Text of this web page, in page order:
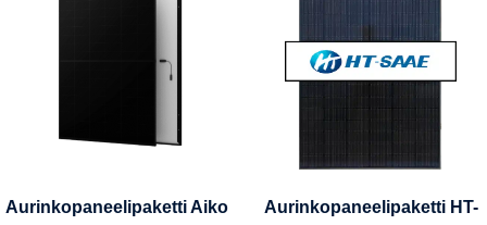
Aurinkopaneelipaketti Aiko
Aurinkopaneelipaketti HT-